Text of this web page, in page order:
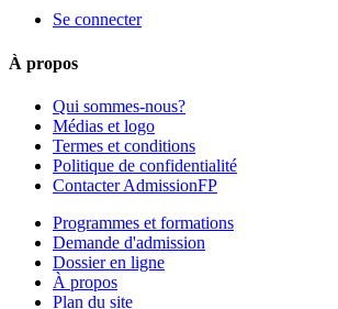
Se connecter
À propos
Qui sommes-nous?
Médias et logo
Termes et conditions
Politique de confidentialité
Contacter AdmissionFP
Programmes et formations
Demande d'admission
Dossier en ligne
À propos
Plan du site